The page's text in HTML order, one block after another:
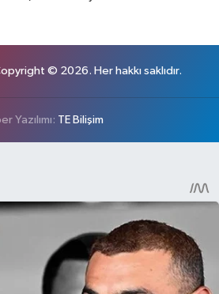
© 2026. Her hakkı saklıdır.
Yazılımı: TE Bilişim